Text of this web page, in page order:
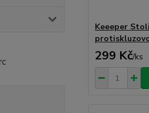
Keeeper
299 Kč/ks